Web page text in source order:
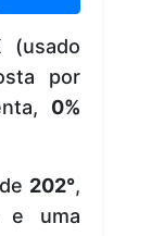
(usado
por
0%
202°,
e uma